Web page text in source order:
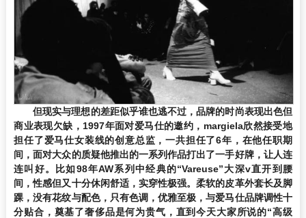
但现实与理想的差距似乎谁也逃不过，品牌的时尚表现出色但
商业表现欠缺，1997年面对爱马仕的邀约，margiela欣然接受地
担任了爱马仕女装线的创意总监，一共担任了6年，在他任职期
间，面对大众的质疑他推出的一系列作品打出了一手好牌，让人连
连叫好。比如98年AW系列中经典的“Vareuse”大深v直开到腰
间，性感但又十分休闲舒适，实穿性极强。柔软的皮革外套长及脚
踝，没有花纹与配色，只有色调，优雅至极，与爱马仕品牌调性十
分贴合，奠基了奢侈品是何为贵气，直到今天大家所说的“高级